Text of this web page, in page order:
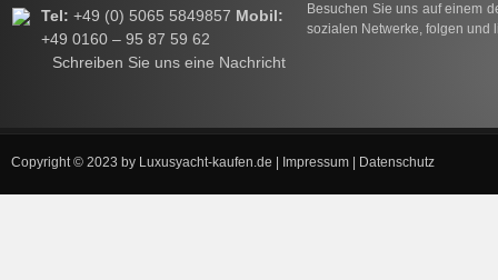
Tel: +49 (0) 5065 5849857 Mobil:
+49 0160 – 95 87 59 62
Schreiben Sie uns eine Nachricht
Besuchen Sie uns auf einem
sozialen Netwerke, folgen und
Copyright © 2023 by Luxusyacht-kaufen.de Impressum Datenschutz